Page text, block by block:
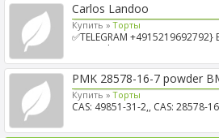
Carlos Landoo
Купить » Tорты
✅TELEGRAM
DMT online Y...
PMK 28578-16-7 powder
Купить »Tорты
CAS: 49851-31-2,, CAS: 28578-